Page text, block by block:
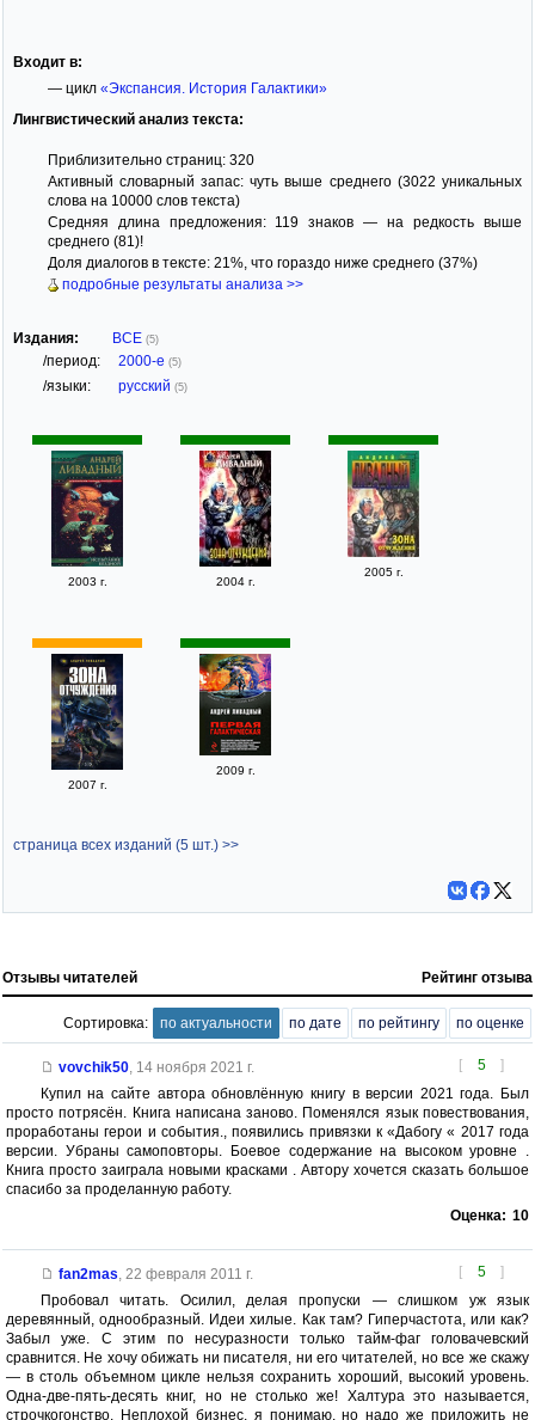
Входит в:
— цикл «Экспансия. История Галактики»
Лингвистический анализ текста:
Приблизительно страниц: 320
Активный словарный запас: чуть выше среднего (3022 уникальных
слова на 10000 слов текста)
Средняя длина предложения: 119 знаков — на редкость выше
среднего (81)!
Доля диалогов в тексте: 21%, что гораздо ниже среднего (37%)
подробные результаты анализа >>
Издания: ВСЕ (5)
/период: 2000-е (5)
/языки: русский (5)
2003 г. 2004 г.
2005 г.
2007 г.
2009 г.
страница всех изданий (5 шт.) >>
Отзывы читателей Рейтинг отзыва
Сортировка: по актуальности по дате по рейтингу по оценке
[ 5 ]
vovchik50, 14 ноября 2021 г.
Купил на сайте автора обновлённую книгу в версии 2021 года. Был
просто потрясён. Книга написана заново. Поменялся язык повествования,
проработаны герои и события., появились привязки к «Дабогу « 2017 года
версии. Убраны самоповторы. Боевое содержание на высоком уровне .
Книга просто заиграла новыми красками . Автору хочется сказать большое
спасибо за проделанную работу.
Оценка: 10
[ 5 ]
fan2mas 22 февраля 2011 г.
Пробовал читать. Осилил, делая пропуски — слишком уж язык
деревянный, однообразный. Идеи хилые. Как там? Гиперчастота, или как?
Забыл уже. С этим по несуразности только тайм-фаг головачевский
сравнится. Не хочу обижать ни писателя, ни его читателей, но все же скажу
— в столь объемном цикле нельзя сохранить хороший, высокий уровень.
Одна-две-пять-десять книг, но не столько же! Халтура это называется,
строчкогонство. Неплохой бизнес, я понимаю, но надо же приложить не